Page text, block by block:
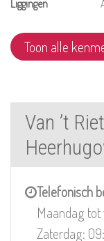
Liggingen
Toon alle
Van ’t
Telefonisch
Maandag
Zaterdag: